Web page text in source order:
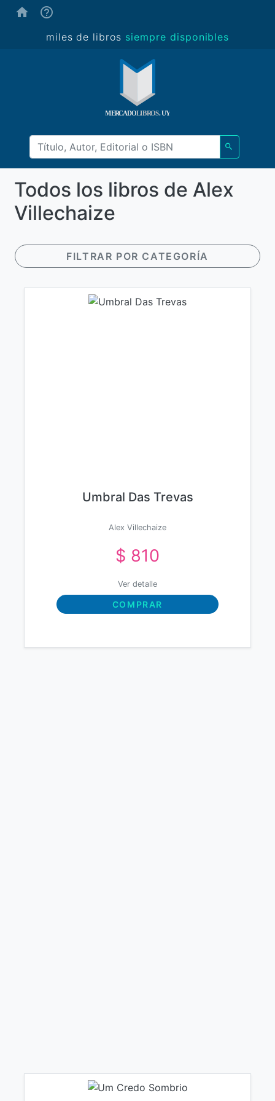
miles de libros siempre disponibles
Todos los libros de Alex
Villechaize
FILTRAR POR CATEGORÍA
Umbral Das Trevas
Alex Villechaize
$ 810
Ver detalle
COMPRAR